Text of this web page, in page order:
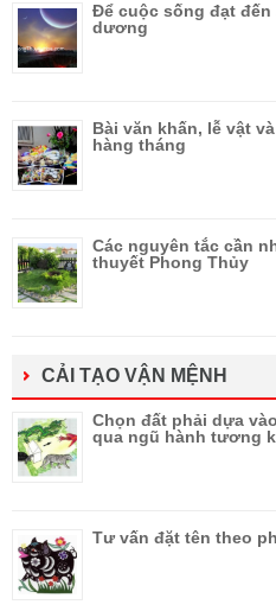
Để cuộc sống đạt đến
dương
Bài văn khấn, lễ vật
hàng tháng
Các nguyên tắc cần
thuyết Phong Thủy
CẢI TẠO VẬN MỆNH
Chọn đất phải dựa
qua ngũ hành tương
Tư vấn đặt tên theo